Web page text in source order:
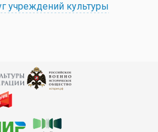
учреждений культуры